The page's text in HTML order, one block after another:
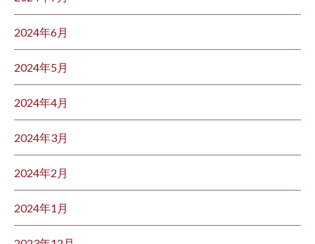
2024年6月
2024年5月
2024年4月
2024年3月
2024年2月
2024年1月